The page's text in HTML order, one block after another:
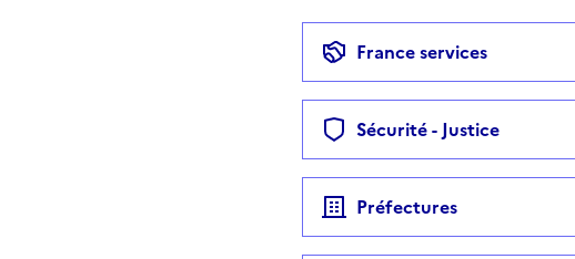
France services
Sécurité - Justice
Préfectures